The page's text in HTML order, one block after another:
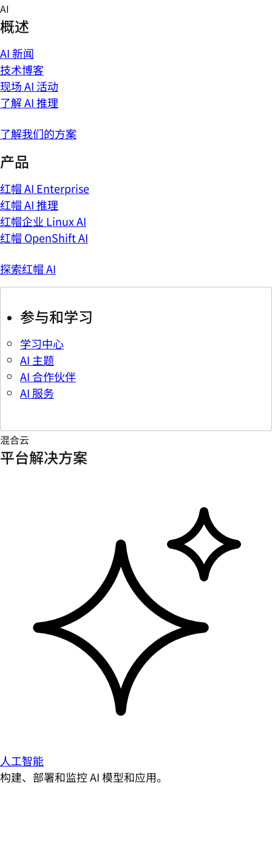
Skip
to
content
AI
概述
AI 新闻
技术博客
现场 AI 活动
了解 AI 推理
了解我们的方案
产品
红帽 AI Enterprise
红帽 AI 推理
红帽企业 Linux AI
红帽 OpenShift AI
探索红帽 AI
参与和学习
学习中心
AI 主题
AI 合作伙伴
AI 服务
混合云
平台解决方案
人工智能
构建、部署和监控 AI 模型和应用。